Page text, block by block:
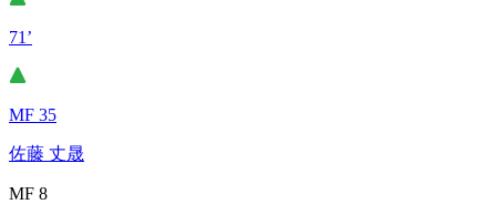
71’
MF 35
佐藤 丈晟
MF 8